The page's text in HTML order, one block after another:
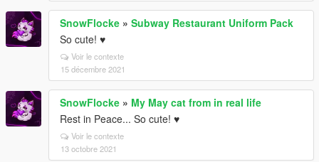
SnowFlocke » Subway Restaurant Uniform Pack
So cute! ♥
Voir le contexte
15 décembre 2021
SnowFlocke » My May cat from in real life
Rest in Peace... So cute! ♥
Voir le contexte
13 octobre 2021